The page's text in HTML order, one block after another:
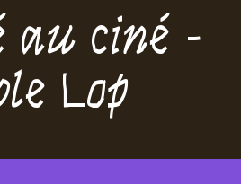
au ciné -
Lop